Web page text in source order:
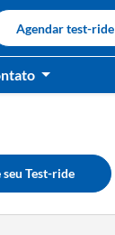
Agendar test-ride
seu Test-ride